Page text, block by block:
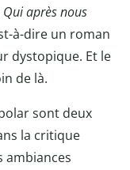
Qui après nous
à-dire un roman
dystopique. Et le
de là.
sont deux
la critique
ambiances